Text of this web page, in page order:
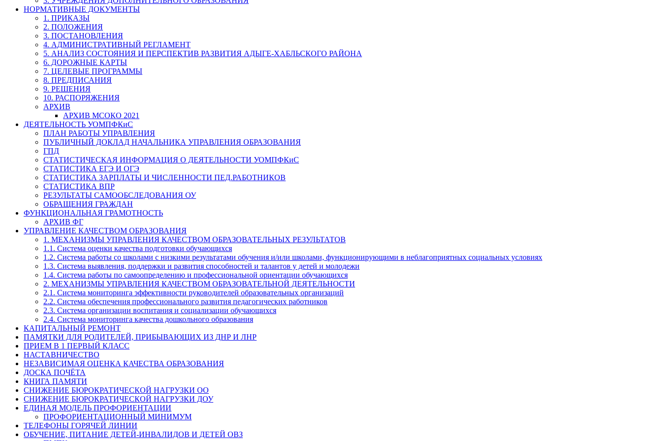
НОРМАТИВНЫЕ ДОКУМЕНТЫ
1. ПРИКАЗЫ
2. ПОЛОЖЕНИЯ
3. ПОСТАНОВЛЕНИЯ
4. АДМИНИСТРАТИВНЫЙ РЕГЛАМЕНТ
5. АНАЛИЗ СОСТОЯНИЯ И ПЕРСПЕКТИВ РАЗВИТИЯ АДЫГЕ-ХАБЛЬСКОГО РАЙОНА
6. ДОРОЖНЫЕ КАРТЫ
7. ЦЕЛЕВЫЕ ПРОГРАММЫ
8. ПРЕДПИСАНИЯ
9. РЕШЕНИЯ
10. РАСПОРЯЖЕНИЯ
АРХИВ
АРХИВ МСОКО 2021
ДЕЯТЕЛЬНОСТЬ УОМПФКиС
ПЛАН РАБОТЫ УПРАВЛЕНИЯ
ПУБЛИЧНЫЙ ДОКЛАД НАЧАЛЬНИКА УПРАВЛЕНИЯ ОБРАЗОВАНИЯ
ГПД
СТАТИСТИЧЕСКАЯ ИНФОРМАЦИЯ О ДЕЯТЕЛЬНОСТИ УОМПФКиС
СТАТИСТИКА ЕГЭ И ОГЭ
СТАТИСТИКА ЗАРПЛАТЫ И ЧИСЛЕННОСТИ ПЕД.РАБОТНИКОВ
СТАТИСТИКА ВПР
РЕЗУЛЬТАТЫ САМООБСЛЕДОВАНИЯ ОУ
ОБРАЩЕНИЯ ГРАЖДАН
ФУНКЦИОНАЛЬНАЯ ГРАМОТНОСТЬ
АРХИВ ФГ
УПРАВЛЕНИЕ КАЧЕСТВОМ ОБРАЗОВАНИЯ
1. МЕХАНИЗМЫ УПРАВЛЕНИЯ КАЧЕСТВОМ ОБРАЗОВАТЕЛЬНЫХ РЕЗУЛЬТАТОВ
1.1. Система оценки качества подготовки обучающихся
1.2. Система работы со школами с низкими результатами обучения и/или школами, функционирующими в неблагоприятных социальных условиях
1.3. Система выявления, поддержки и развития способностей и талантов у детей и молодежи
1.4. Система работы по самоопределению и профессиональной ориентации обучающихся
2. МЕХАНИЗМЫ УПРАВЛЕНИЯ КАЧЕСТВОМ ОБРАЗОВАТЕЛЬНОЙ ДЕЯТЕЛЬНОСТИ
2.1. Система мониторинга эффективности руководителей образовательных организаций
2.2. Система обеспечения профессионального развития педагогических работников
2.3. Система организации воспитания и социализации обучающихся
2.4. Система мониторинга качества дошкольного образования
КАПИТАЛЬНЫЙ РЕМОНТ
ПАМЯТКИ ДЛЯ РОДИТЕЛЕЙ, ПРИБЫВАЮЩИХ ИЗ ДНР И ЛНР
ПРИЕМ В 1 ПЕРВЫЙ КЛАСС
НАСТАВНИЧЕСТВО
НЕЗАВИСИМАЯ ОЦЕНКА КАЧЕСТВА ОБРАЗОВАНИЯ
ДОСКА ПОЧЁТА
КНИГА ПАМЯТИ
СНИЖЕНИЕ БЮРОКРАТИЧЕСКОЙ НАГРУЗКИ ОО
СНИЖЕНИЕ БЮРОКРАТИЧЕСКОЙ НАГРУЗКИ ДОУ
ЕДИНАЯ МОДЕЛЬ ПРОФОРИЕНТАЦИИ
ПРОФОРИЕНТАЦИОННЫЙ МИНИМУМ
ТЕЛЕФОНЫ ГОРЯЧЕЙ ЛИНИИ
ОБУЧЕНИЕ, ПИТАНИЕ ДЕТЕЙ-ИНВАЛИДОВ И ДЕТЕЙ ОВЗ